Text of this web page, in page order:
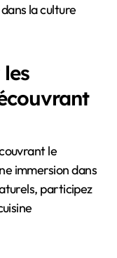
la culture
le
immersion dans
participez